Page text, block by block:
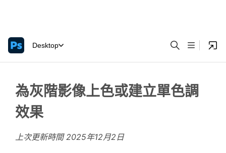
Desktop
為灰階影像上色或建立單色調
效果
上次更新時間2025年12月2日